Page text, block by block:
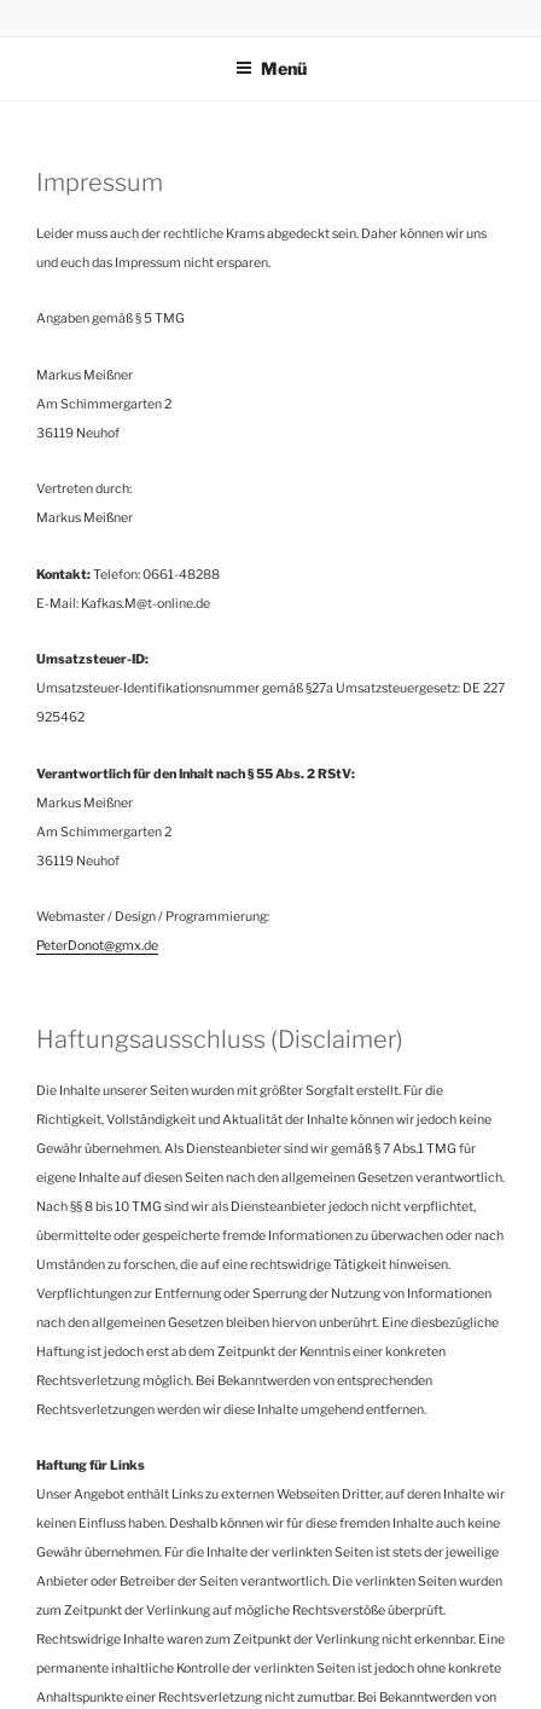
Menü
Impressum
Leider muss auch der rechtliche Krams abgedeckt sein. Daher können wir uns
und euch das Impressum nicht ersparen.
Angaben gemäß § 5 TMG
Markus Meißner
Am Schimmergarten 2
36119 Neuhof
Vertreten durch:
Markus Meißner
Kontakt:Telefon: 0661-48288
E-Mail: Kafkas.M@t-online.de
Umsatzsteuer-ID:
Umsatzsteuer-Identifikationsnummer gemäß §27a Umsatzsteuergesetz: DE 227
925462
Verantwortlich für den Inhalt nach § 55 Abs. 2 RStV:
Markus Meißner
Am Schimmergarten 2
36119 Neuhof
Webmaster / Design / Programmierung:
PeterDonot@gmx.de
Haftungsausschluss (Disclaimer)
Die Inhalte unserer Seiten wurden mit größter Sorgfalt erstellt. Für die
Richtigkeit, Vollständigkeit und Aktualität der Inhalte können wir jedoch keine
Gewähr übernehmen. Als Diensteanbieter sind wir gemäß § 7 Abs.1 TMG für
eigene Inhalte auf diesen Seiten nach den allgemeinen Gesetzen verantwortlich.
Nach §§ 8 bis 10 TMG sind wir als Diensteanbieter jedoch nicht verpflichtet,
übermittelte oder gespeicherte fremde Informationen zu überwachen oder nach
Umständen zu forschen, die auf eine rechtswidrige Tätigkeit hinweisen.
Verpflichtungen zur Entfernung oder Sperrung der Nutzung von Informationen
nach den allgemeinen Gesetzen bleiben hiervon unberührt. Eine diesbezügliche
Haftung ist jedoch erst ab dem Zeitpunkt der Kenntnis einer konkreten
Rechtsverletzung möglich. Bei Bekanntwerden von entsprechenden
Rechtsverletzungen werden wir diese Inhalte umgehend entfernen.
Haftung für Links
Unser Angebot enthält Links zu externen Webseiten Dritter, auf deren Inhalte wir
keinen Einfluss haben. Deshalb können wir für diese fremden Inhalte auch keine
Gewähr übernehmen. Für die Inhalte der verlinkten Seiten ist stets der jeweilige
Anbieter oder Betreiber der Seiten verantwortlich. Die verlinkten Seiten wurden
zum Zeitpunkt der Verlinkung auf mögliche Rechtsverstöße überprüft.
Rechtswidrige Inhalte waren zum Zeitpunkt der Verlinkung nicht erkennbar. Eine
permanente inhaltliche Kontrolle der verlinkten Seiten ist jedoch ohne konkrete
Anhaltspunkte einer Rechtsverletzung nicht zumutbar. Bei Bekanntwerden von